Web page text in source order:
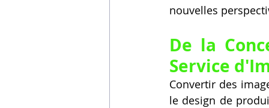
nouvelles
Service
Convertir des
le design de